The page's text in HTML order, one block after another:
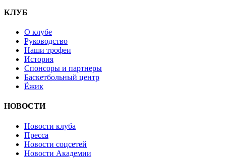
КЛУБ
О клубе
Руководство
Наши трофеи
История
Спонсоры и партнеры
Баскетбольный центр
Ёжик
НОВОСТИ
Новости клуба
Пресса
Новости соцсетей
Новости Академии